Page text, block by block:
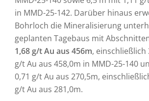
in MMD-25-142. Darüber hinaus
Bohrloch die Mineralisierung
geplanten Tagebaus mit
1,68 g/t Au aus 456m, einschließlich
g/t Au aus 458,0m in MMD-25-140
0,71 g/t Au aus 270,5m,
g/t Au aus 281,0m.